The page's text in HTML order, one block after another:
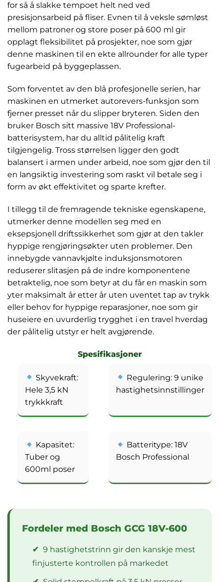
for så å slakke tempoet helt ned ved
presisjonsarbeid på fliser. Evnen til å veksle sømløst
mellom patroner og store poser på 600 ml gir
opplagt fleksibilitet på prosjekter, noe som gjør
denne maskinen til en ekte allrounder for alle typer
fugearbeid på byggeplassen.
Som forventet av den blå profesjonelle serien, har
maskinen en utmerket autorevers-funksjon som
fjerner presset når du slipper bryteren. Siden den
bruker Bosch sitt massive 18V Professional-
batterisystem, har du alltid pålitelig kraft
tilgjengelig. Tross størrelsen ligger den godt
balansert i armen under arbeid, noe som gjør den til
en langsiktig investering som raskt vil betale seg i
form av økt effektivitet og sparte krefter.
I tillegg til de fremragende tekniske egenskapene,
utmerker denne modellen seg med en
eksepsjonell driftssikkerhet som gjør at den takler
hyppige rengjøringsøkter uten problemer. Den
innebygde vannavkjølte induksjonsmotoren
reduserer slitasjen på de indre komponentene
betraktelig, noe som betyr at du får en maskin som
yter maksimalt år etter år uten uventet tap av trykk
eller behov for hyppige reparasjoner, noe som gir
huseiere en uvurderlig trygghet i en travel hverdag
der pålitelig utstyr er helt avgjørende.
Spesifikasjoner
Skyvekraft:
Hele 3,5 kN
trykkkraft
Regulering: 9 unike
hastighetsinnstillinger
Kapasitet:
Tuber og
600ml poser
Batteritype: 18V
Bosch Professional
Fordeler med Bosch GCG 18V-600
✔ 9 hastighetstrinn gir den kanskje mest
finjusterte kontrollen på markedet